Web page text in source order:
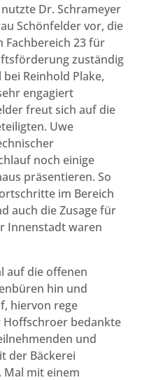
Dr. Schrameyer
Schönfelder vor, die
Fachbereich 23 für
zuständig
Reinhold Plake,
engagiert
freut sich auf die
Uwe
noch einige
präsentieren. So
im Bereich
auch die Zusage für
Innenstadt waren
auf die offenen
hin und
hiervon rege
Hoffschroer bedankte
und
der Bäckerei
Mal mit einem